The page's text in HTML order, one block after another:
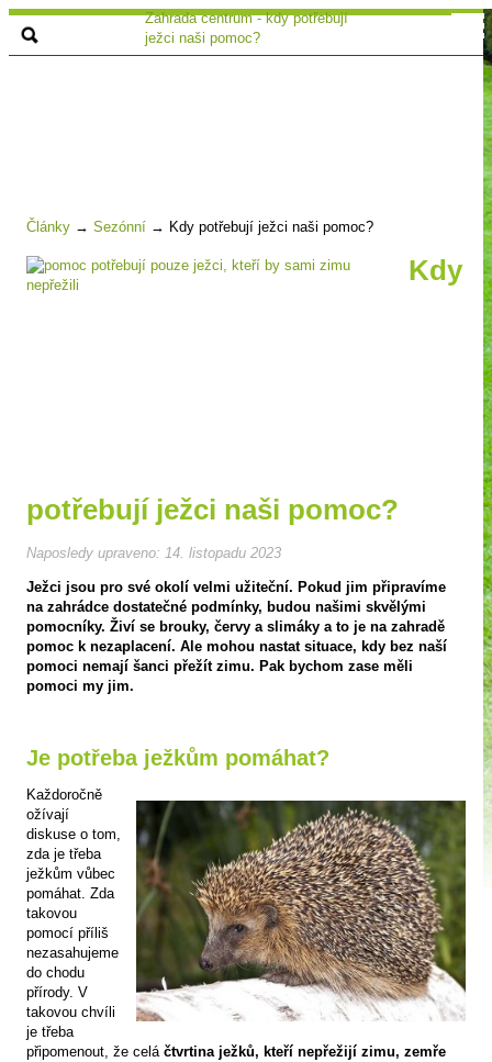
Zahrada centrum - kdy potřebují
ježci naši pomoc?
Články → Sezónní → Kdy potřebují ježci naši pomoc?
Kdy
potřebují ježci naši pomoc?
Naposledy upraveno: 14. listopadu 2023
Ježci jsou pro své okolí velmi užiteční. Pokud jim připravíme
na zahrádce dostatečné podmínky, budou našimi skvělými
pomocníky. Živí se brouky, červy a slimáky a to je na zahradě
pomoc k nezaplacení. Ale mohou nastat situace, kdy bez naší
pomoci nemají šanci přežít zimu. Pak bychom zase měli
pomoci my jim.
Je potřeba ježkům pomáhat?
Každoročně
ožívají
diskuse o tom,
zda je třeba
ježkům vůbec
pomáhat. Zda
takovou
pomocí příliš
nezasahujeme
do chodu
přírody. V
takovou chvíli
je třeba
připomenout, že celá čtvrtina ježků, kteří nepřežijí zimu, zemře